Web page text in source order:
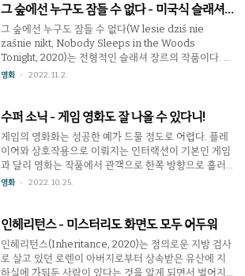
에는 살아남는 건 물론이고 상대방을 때려잡을 의지와
능력이 넘쳐 흐르는 이도 한명 있었다. 적지 않은 데스 게
임 영화들 가운데에서도 이 작품을 특별하게 만드는 건
시작하자마자 유명 배우를 퇴장시키는 것을 시작으로 군
더더기없이 진행되는 속도감있는 연출과 함께 영화 내내
활약하는 주연 배우 베티 길핀(Betty Gilpin)의 묘한 매
그 숲에선 누구도 잠들 수 없다 - 미국식 슬래셔
무비를 폴란드에서 만들면?
그 숲에선 누구도 잠들 수 없다(W lesie dziś nie
zaśnie nikt, Nobody Sleeps in the Woods
Tonight, 2020)는 전형적인 슬래셔 장르의 작품이다. 청
소년들이 따로 떨어져 깊은 숲 속으로 가 캠핑하러 간다
들었다는 것이 독특한 부분일 것이다. 땅의 90%가 평지
라는 폴란드답게 끝없이 이어지는 숲 속에서 수많은 살
인이 일어난다. 아쉬운 점은 이 영화만의 개성이 부족하
다는 점. 슬래셔 장르에 충실하게 젊은이들과 호수, 캠프
파이어, 매력적인 남녀의 섹스, 생명력 강한 살인마들과
파이널 걸(Final Girl)까지 준비했지만 보다 독특한 인상
영화 2022. 11. 2.
수퍼 소닉 - 게임 영화도 잘 나올 수 있다니!
게임의 영화화는 성공한 예가 드물 정도로 어렵다. 플레
이어와 상호작용으로 이뤄지는 인터랙션이 기본인 게임
과 달리 영화는 작품에서 관객으로 한쪽 방향으로 흘러
간다는 차이 때문에 지나치게 게임과 비슷하게 만든 영
에 아예 관심이 없는 이가 감독이나 각본을 맡는다면 바
로 재앙으로 치닫는다. 하지만 그럼에도 불구하고 게임
과 영화 사이에서 줄타기를 잘 한 작품도 드물지만 있다.
그 가운데 하나가 바로 수퍼 소닉(Sonic the
영화 2022. 10. 25.
인헤리턴스 - 미스터리도 화면도 모두 어두워
인헤리턴스(Inheritance, 2020)는 정의로운 지방 검사
로 살고 있던 로렌이 아버지로부터 상속받은 유산에 지
하실에 가둬둔 사람이 있다는 것을 알게 되면서 벌어지